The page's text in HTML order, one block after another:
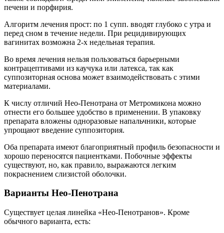
печени и порфирия.
Алгоритм лечения прост: по 1 супп. вводят глубоко с утра и
перед сном в течение недели. При рецидивирующих
вагинитах возможна 2-х недельная терапия.
Во время лечения нельзя пользоваться барьерными
контрацептивами из каучука или латекса, так как
суппозиторная основа может взаимодействовать с этими
материалами.
К числу отличий Нео-Пенотрана от Метромикона можно
отнести его большее удобство в применении. В упаковку
препарата вложены одноразовые напальчники, которые
упрощают введение суппозитория.
Оба препарата имеют благоприятный профиль безопасности и
хорошо переносятся пациентками. Побочные эффекты
существуют, но, как правило, выражаются легким
покраснением слизистой оболочки.
Варианты Нео-Пенотрана
Существует целая линейка «Нео-Пенотранов». Кроме
обычного варианта, есть: